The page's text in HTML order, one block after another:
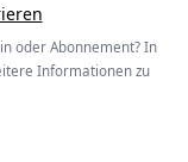
oder Abonnement? In
Informationen zu